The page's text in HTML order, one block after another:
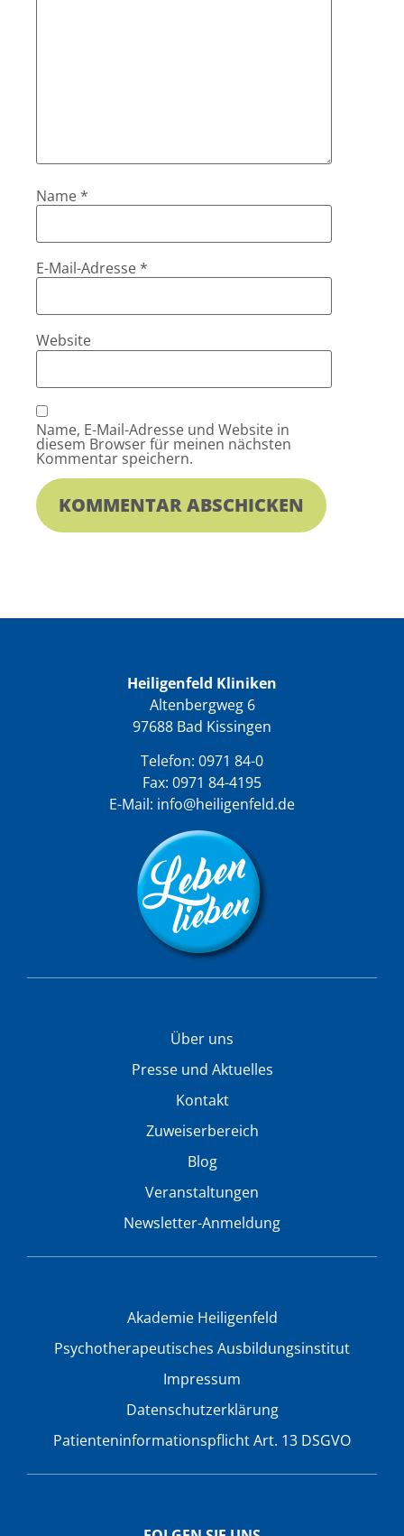
Name *
E-Mail-Adresse *
Website
Name, E-Mail-Adresse und Website in
diesem Browser für meinen nächsten
Kommentar speichern.
Heiligenfeld Kliniken
Altenbergweg 6
97688 Bad Kissingen
Telefon: 0971 84-0
Fax: 0971 84-4195
E-Mail: info@heiligenfeld.de
Über uns
Presse und Aktuelles
Kontakt
Zuweiserbereich
Blog
Veranstaltungen
Newsletter-Anmeldung
Akademie Heiligenfeld
Psychotherapeutisches Ausbildungsinstitut
Impressum
Datenschutzerklärung
Patienteninformationspflicht Art. 13 DSGVO